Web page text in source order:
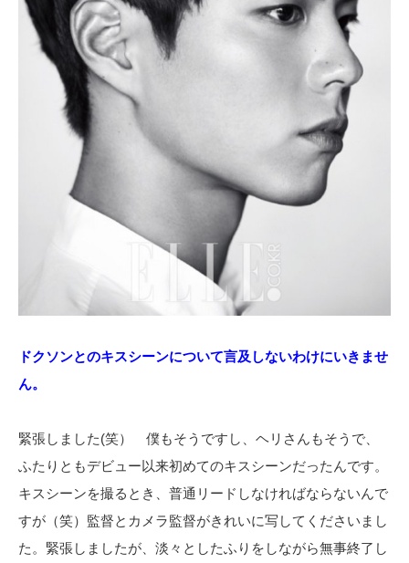
ドクソンとのキスシーンについて言及しないわけにいきませ
ん。
緊張しました(笑） 僕もそうですし、ヘリさんもそうで、
ふたりともデビュー以来初めてのキスシーンだったんです。
キスシーンを撮るとき、普通リードしなければならないんで
すが（笑）監督とカメラ監督がきれいに写してくださいまし
た。緊張しましたが、淡々としたふりをしながら無事終了し